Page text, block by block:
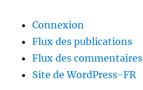
Connexion
Flux des publications
Flux des commentaires
Site de WordPress-FR